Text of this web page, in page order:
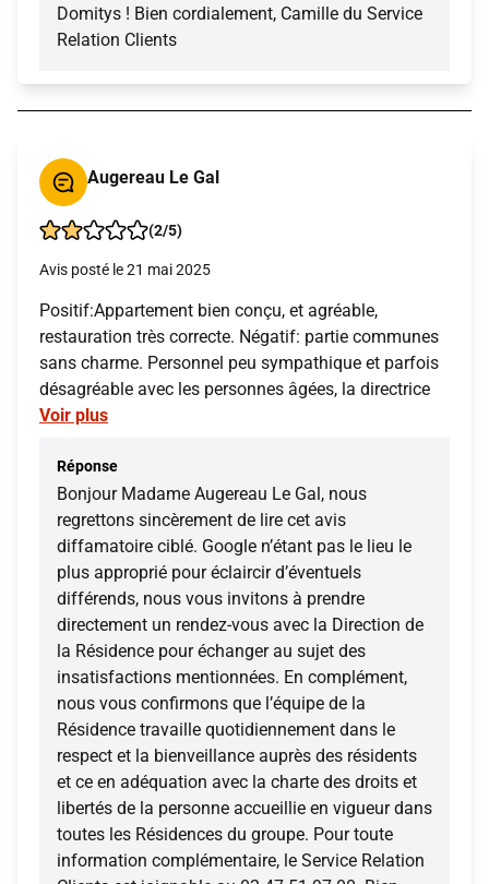
Domitys ! Bien cordialement, Camille du Service
Relation Clients
Augereau Le Gal
(2/5)
Avis posté le 21 mai 2025
Positif:Appartement bien conçu, et agréable,
restauration très correcte. Négatif: partie communes
sans charme. Personnel peu sympathique et parfois
désagréable avec les personnes âgées, la directrice
Voir plus
Réponse
Bonjour Madame Augereau Le Gal, nous
regrettons sincèrement de lire cet avis
diffamatoire ciblé. Google n’étant pas le lieu le
plus approprié pour éclaircir d’éventuels
différends, nous vous invitons à prendre
directement un rendez-vous avec la Direction de
la Résidence pour échanger au sujet des
insatisfactions mentionnées. En complément,
nous vous confirmons que l’équipe de la
Résidence travaille quotidiennement dans le
respect et la bienveillance auprès des résidents
et ce en adéquation avec la charte des droits et
libertés de la personne accueillie en vigueur dans
toutes les Résidences du groupe. Pour toute
information complémentaire, le Service Relation